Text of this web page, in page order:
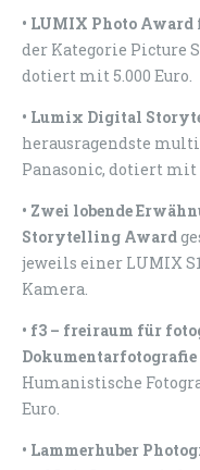
• LUMIX Photo Award
der Kategorie Picture
dotiert mit 5.000 Euro.
• Lumix Digital
herausragendste
Panasonic, dotiert mit
• Zwei lobende
Storytelling Award
jeweils einer LUMIX
Kamera.
• f3 – freiraum für
Dokumentarfotografie
Humanistische
Euro.
• Lammerhuber